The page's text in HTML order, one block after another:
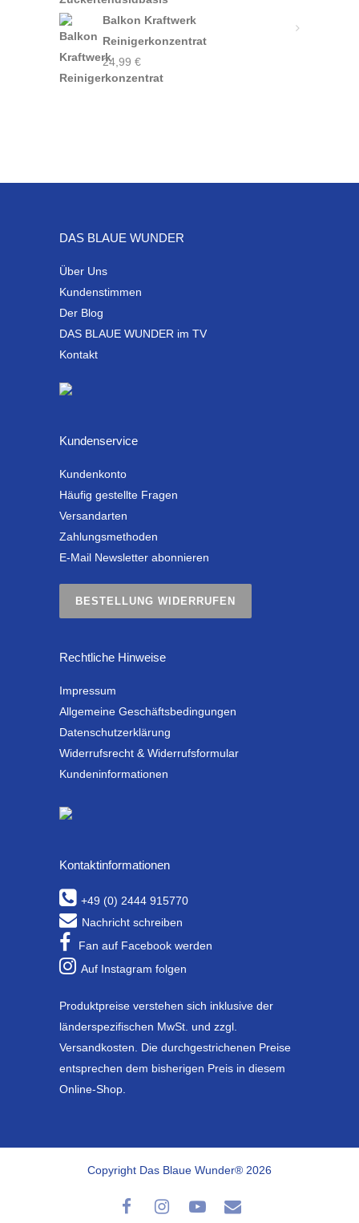
Balkon Kraftwerk
Reinigerkonzentrat
24,99 €
DAS BLAUE WUNDER
Über Uns
Kundenstimmen
Der Blog
DAS BLAUE WUNDER im TV
Kontakt
Kundenservice
Kundenkonto
Häufig gestellte Fragen
Versandarten
Zahlungsmethoden
E-Mail Newsletter abonnieren
BESTELLUNG WIDERRUFEN
Rechtliche Hinweise
Impressum
Allgemeine Geschäftsbedingungen
Datenschutzerklärung
Widerrufsrecht & Widerrufsformular
Kundeninformationen
Kontaktinformationen
+49 (0) 2444 915770
Nachricht schreiben
Fan auf Facebook werden
Auf Instagram folgen
Produktpreise verstehen sich inklusive der
länderspezifischen MwSt. und zzgl.
Versandkosten. Die durchgestrichenen Preise
entsprechen dem bisherigen Preis in diesem
Online-Shop.
Copyright Das Blaue Wunder® 2026